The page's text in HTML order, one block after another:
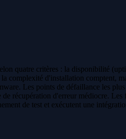
quatre critères : la disponibilité
complexité d'installation comptent,
Les points de défaillance les plus
récupération d'erreur médiocre. Les
de test et exécutent une